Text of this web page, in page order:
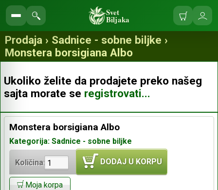
Pretraga
prodavnice
Svet
Biljaka Korpa
se
Prodaja › Sadnice - sobne biljke ›
Monstera borsigiana Albo
Ukoliko želite da prodajete preko našeg
sajta morate se registrovati...
Monstera borsigiana Albo
Kategorija: Sadnice - sobne biljke
Količina: DODAJ U KORPU
Moja korpa